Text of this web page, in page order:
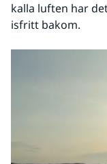
kalla luften har
isfritt bakom.